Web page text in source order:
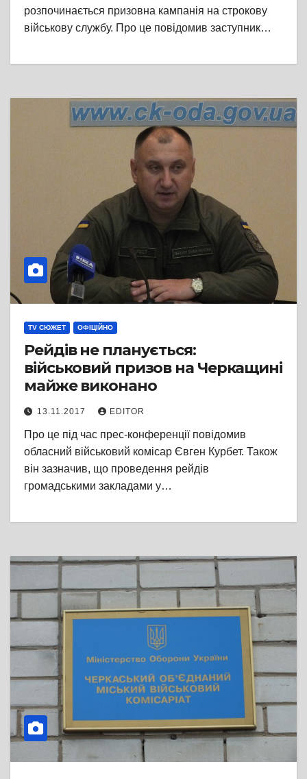
розпочинається призовна кампанія на строкову
військову службу. Про це повідомив заступник…
TV СЮЖЕТ ОФІЦІЙНО
Рейдів не планується:
військовий призов на Черкащині
майже виконано
13.11.2017 EDITOR
Про це під час прес-конференції повідомив
обласний військовий комісар Євген Курбет. Також
він зазначив, що проведення рейдів
громадськими закладами у…